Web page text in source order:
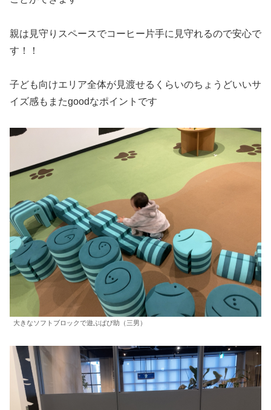
親は見守りスペースでコーヒー片手に見守れるので安心で
す！！
子ども向けエリア全体が見渡せるくらいのちょうどいいサ
イズ感もまたgoodなポイントです
大きなソフトブロックで遊ぶぱぴ助（三男）